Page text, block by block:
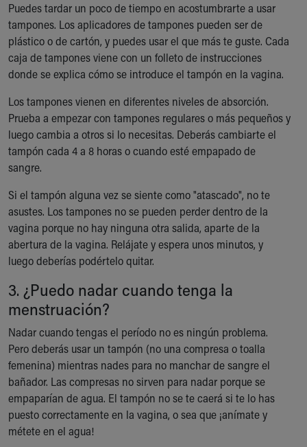
Our History
More childhood, please.™
Cincinnati Children's
Your Visit
MyChart Telehealth Visits
Doggie Brigade
During Your Visit
Financial Services
Rest Accommodations
Visiting
Gift Shop
Department of Public Safety
Health Info
Health Information
Healthy Info, Healthy Kids
KidsHealth Topics
Family Library
Injury Prevention
Medical Records
Symptom Checker
Skip to main content
Puedes tardar un poco de tiempo en acostumbrarte a usar
tampones. Los aplicadores de tampones pueden ser de
plástico o de cartón, y puedes usar el que más te guste. Cada
caja de tampones viene con un folleto de instrucciones
donde se explica cómo se introduce el tampón en la vagina.
Los tampones vienen en diferentes niveles de absorción.
Prueba a empezar con tampones regulares o más pequeños y
luego cambia a otros si lo necesitas. Deberás cambiarte el
tampón cada 4 a 8 horas o cuando esté empapado de
sangre.
Si el tampón alguna vez se siente como "atascado", no te
asustes. Los tampones no se pueden perder dentro de la
vagina porque no hay ninguna otra salida, aparte de la
abertura de la vagina. Relájate y espera unos minutos, y
luego deberías podértelo quitar.
3. ¿Puedo nadar cuando tenga la
menstruación?
Nadar cuando tengas el período no es ningún problema.
Pero deberás usar un tampón (no una compresa o toalla
femenina) mientras nades para no manchar de sangre el
bañador. Las compresas no sirven para nadar porque se
empaparían de agua. El tampón no se te caerá si te lo has
puesto correctamente en la vagina, o sea que ¡anímate y
métete en el agua!